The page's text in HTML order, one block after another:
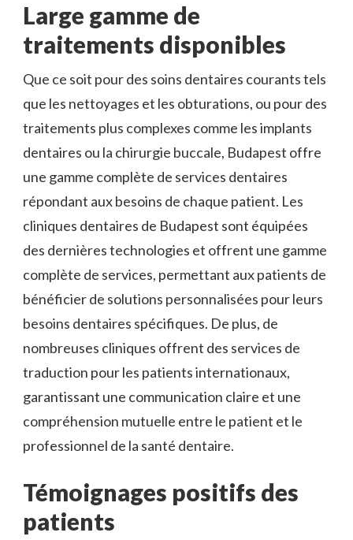
Large gamme de
traitements disponibles
Que ce soit pour des soins dentaires courants tels
que les nettoyages et les obturations, ou pour des
traitements plus complexes comme les implants
dentaires ou la chirurgie buccale, Budapest offre
une gamme complète de services dentaires
répondant aux besoins de chaque patient. Les
cliniques dentaires de Budapest sont équipées
des dernières technologies et offrent une gamme
complète de services, permettant aux patients de
bénéficier de solutions personnalisées pour leurs
besoins dentaires spécifiques. De plus, de
nombreuses cliniques offrent des services de
traduction pour les patients internationaux,
garantissant une communication claire et une
compréhension mutuelle entre le patient et le
professionnel de la santé dentaire.
Témoignages positifs des
patients